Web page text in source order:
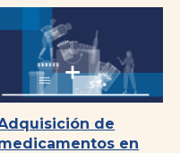
ón de
en